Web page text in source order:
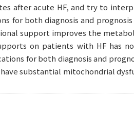
after acute HF, and try to
for both diagnosis and
support improves the
on patients with HF has
for both diagnosis and
substantial mitochondrial